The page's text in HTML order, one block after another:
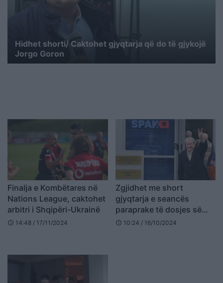
Hidhet shorti/ Caktohet gjyqtarja që do të gjykojë
Jorgo Goron
Finalja e Kombëtares në
Nations League, caktohet
arbitri i Shqipëri-Ukrainë
schedule 14:48 / 17/11/2024
Zgjidhet me short
gjyqtarja e seancës
paraprake të dosjes së
Berishës (EMRI)
schedule 10:24 / 16/10/2024